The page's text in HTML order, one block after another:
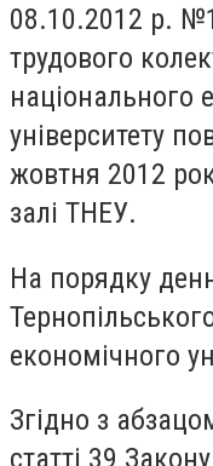
08.10.2012 р.
трудового
національного
університету
жовтня 2012
залі ТНЕУ.
На порядку
економічного
Згідно з
статті 39